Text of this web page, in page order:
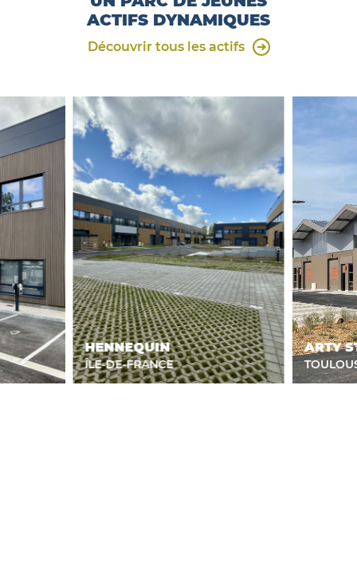
ACTIFS DYNAMIQUES
Découvrir tous les actifs
HENNEQUIN
ÎLE-DE-FRANCE
ARTY